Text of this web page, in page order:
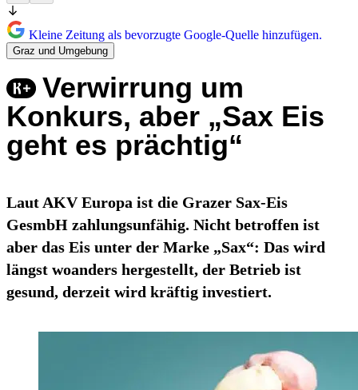
Kleine Zeitung als bevorzugte Google-Quelle hinzufügen.
Graz und Umgebung
Verwirrung um
Konkurs, aber „Sax Eis
geht es prächtig“
Laut AKV Europa ist die Grazer Sax-Eis
GesmbH zahlungsunfähig. Nicht betroffen ist
aber das Eis unter der Marke „Sax“: Das wird
längst woanders hergestellt, der Betrieb ist
gesund, derzeit wird kräftig investiert.